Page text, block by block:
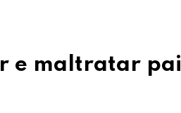
e maltratar pai